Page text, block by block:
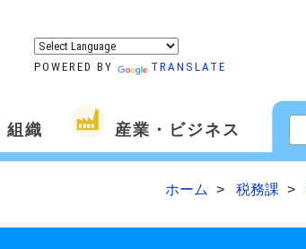
POWERED BY TRANSLATE
組織 産業・ビジネス
ホーム 税務課